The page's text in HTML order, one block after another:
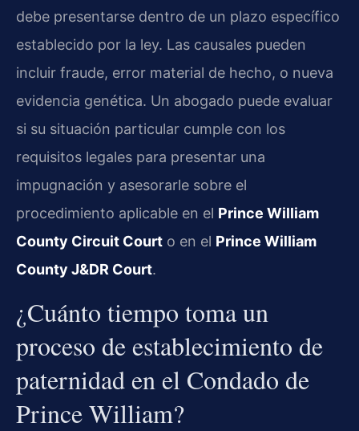
debe presentarse dentro de un plazo específico
establecido por la ley. Las causales pueden
incluir fraude, error material de hecho, o nueva
evidencia genética. Un abogado puede evaluar
si su situación particular cumple con los
requisitos legales para presentar una
impugnación y asesorarle sobre el
procedimiento aplicable en el Prince William
County Circuit Court o en el Prince William
County J&DR Court.
¿Cuánto tiempo toma un
proceso de establecimiento de
paternidad en el Condado de
Prince William?